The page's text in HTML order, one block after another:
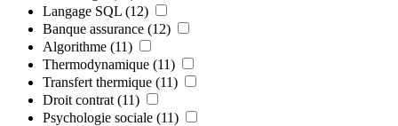
Langage SQL (12)
Banque assurance (12)
Algorithme (11)
Thermodynamique (11)
Transfert thermique (11)
Droit contrat (11)
Psychologie sociale (11)